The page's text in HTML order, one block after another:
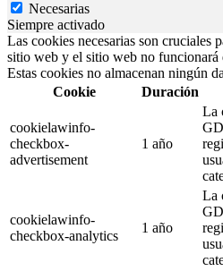
Necesarias
Siempre activado
Las cookies necesarias son cruciales
sitio web y el sitio web no funcionará
Estas cookies no almacenan ningún
Cookie
Duración
cookielawinfo-
checkbox-
advertisement
1 año
La
cookielawinfo-
checkbox-analytics
1 año
La